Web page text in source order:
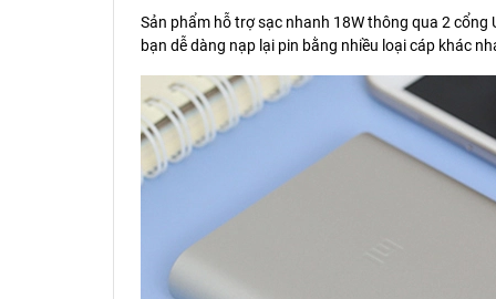
Sản phẩm hỗ trợ sạc nhanh 18W thông qua 2 cổng
bạn dễ dàng nạp lại pin bằng nhiều loại cáp khác